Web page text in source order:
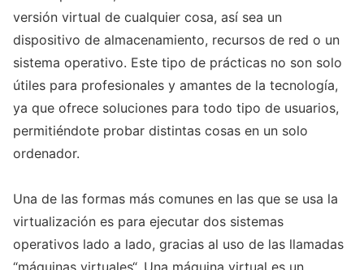
versión virtual de cualquier cosa, así sea un
dispositivo de almacenamiento, recursos de red o un
sistema operativo. Este tipo de prácticas no son solo
útiles para profesionales y amantes de la tecnología,
ya que ofrece soluciones para todo tipo de usuarios,
permitiéndote probar distintas cosas en un solo
ordenador.
Una de las formas más comunes en las que se usa la
virtualización es para ejecutar dos sistemas
operativos lado a lado, gracias al uso de las llamadas
“máquinas virtuales“. Una máquina virtual es un